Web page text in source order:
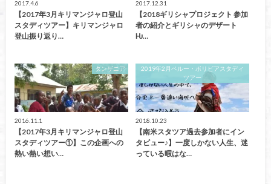
2017.4.6
【2017年3月キリマンジャロ登山
スタディツアー】キリマンジャロ
登山振り返り…
2017.12.31
【2018ギリシャプロジェクト 参加
者の紹介とギリシャのデザート
Ƕ…
タンザニア
2016.11.1
【2017年3月キリマンジャロ登山
スタディツアー①】この企画への
熱い熱い想い…
2019年2月ペルー・ボリビアスタディ
ツアー
2018.10.23
【南米スタツア過去参加者にイン
タビュー♪】一度しかない人生、迷
っている暇はな…